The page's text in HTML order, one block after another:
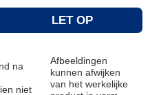
LET OP
na
niet
Afbeeldingen
kunnen afwijken
van het werkelijke